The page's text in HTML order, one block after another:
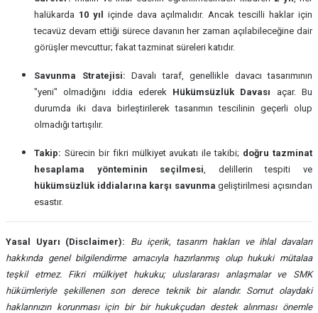
halükarda 10 yıl
içinde dava açılmalıdır. Ancak tescilli haklar için
tecavüz devam ettiği sürece davanın her zaman açılabileceğine dair
görüşler mevcuttur; fakat tazminat süreleri katıdır.
Savunma Stratejisi: Davalı taraf, genellikle davacı tasarımının
"yeni" olmadığını iddia ederek Hükümsüzlük Davası açar. Bu
durumda iki dava birleştirilerek tasarımın tescilinin geçerli olup
olmadığı tartışılır.
Takip: Sürecin bir fikri mülkiyet avukatı ile takibi; doğru tazminat
hesaplama yönteminin seçilmesi, delillerin tespiti ve
hükümsüzlük iddialarına karşı savunma geliştirilmesi açısından
esastır.
Yasal Uyarı (Disclaimer):
Bu içerik, tasarım hakları ve ihlal davaları
hakkında genel bilgilendirme amacıyla hazırlanmış olup hukuki mütalaa
teşkil etmez. Fikri mülkiyet hukuku; uluslararası anlaşmalar ve SMK
hükümleriyle şekillenen son derece teknik bir alandır. Somut olaydaki
haklarınızın korunması için bir bir hukukçudan destek alınması önemle